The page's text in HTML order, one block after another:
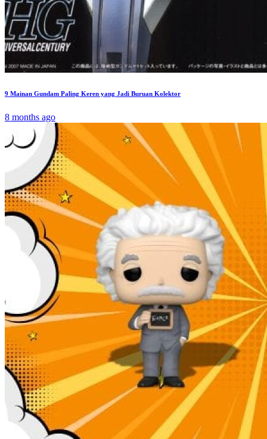
9 Mainan Gundam Paling Keren yang Jadi Buruan Kolektor
8 months ago